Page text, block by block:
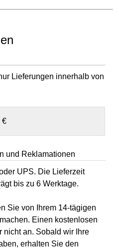
Lieferungen innerhalb von
€
und Reklamationen
UPS. Die Lieferzeit
bis zu 6 Werktage.
Sie von Ihrem 14-tägigen
Einen kostenlosen
nicht an. Sobald wir Ihre
erhalten Sie den